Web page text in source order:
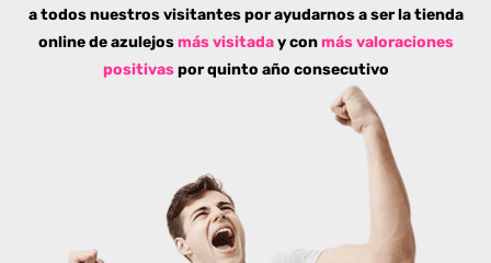
a todos nuestros visitantes por ayudarnos a ser la tienda
online de azulejos más visitaday conmás valoraciones
positivaspor quinto año consecutivo